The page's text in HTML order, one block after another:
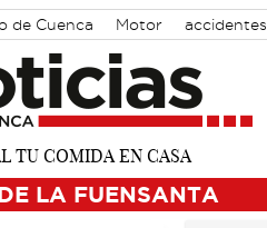
de Cuenca Motor
LA FUENSANTA